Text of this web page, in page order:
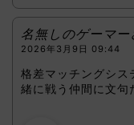
名無しのゲーマー
2026年3月9日 09:44
格差マッチングシス
緒に戦う仲間に文句